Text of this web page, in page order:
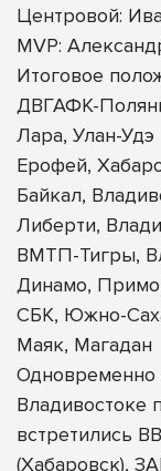
Центровой:
MVP:
Итоговое
ДВГАФК-
Лара, Улан-Удэ
Ерофей,
Байкал,
Либерти,
ВМТП-Тигры,
Динамо,
СБК, Южно-
Маяк, Магадан
Владивостоке
встретились
(Хабаровск),